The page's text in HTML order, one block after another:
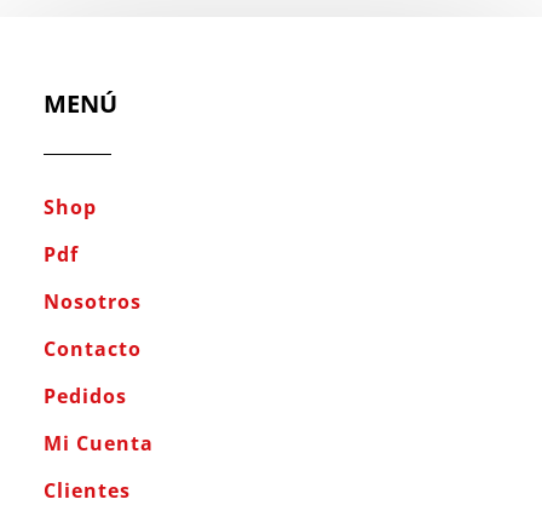
MENÚ
Shop
Pdf
Nosotros
Contacto
Pedidos
Mi Cuenta
Clientes